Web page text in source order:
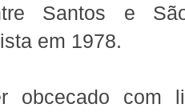
Santos e
em 1978.
obcecado com